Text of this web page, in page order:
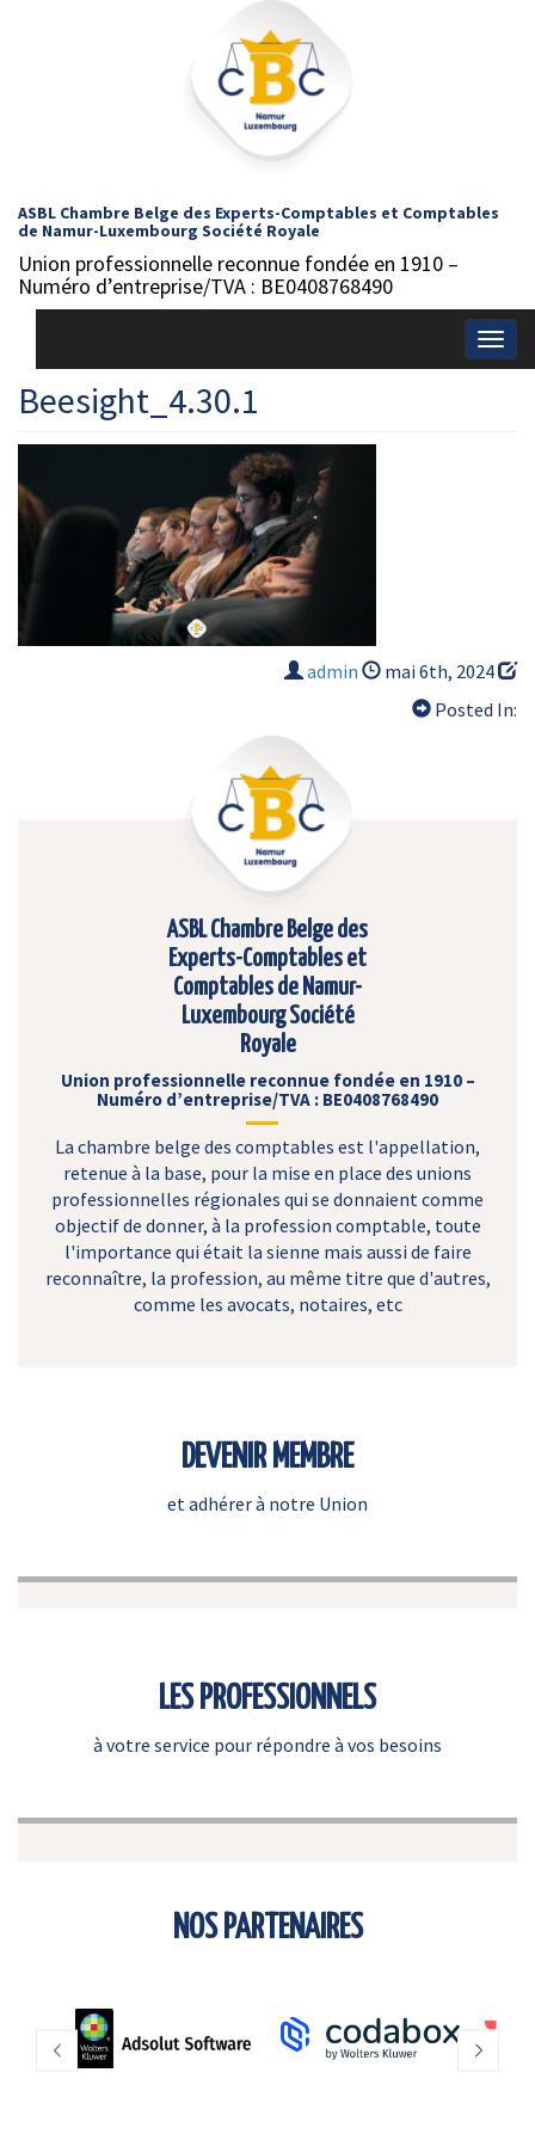
ASBL Chambre Belge des Experts-Comptables et Comptables
de Namur-Luxembourg Société Royale
Union professionnelle reconnue fondée en 1910 –
Numéro d’entreprise/TVA : BE0408768490
Beesight_4.30.1
admin
mai 6th, 2024
Posted In:
ASBL Chambre Belge des
Experts-Comptables et
Comptables de Namur-
Luxembourg Société
Royale
Union professionnelle reconnue fondée en 1910 –
Numéro d’entreprise/TVA : BE0408768490
La chambre belge des comptables est l'appellation,
retenue à la base, pour la mise en place des unions
professionnelles régionales qui se donnaient comme
objectif de donner, à la profession comptable, toute
l'importance qui était la sienne mais aussi de faire
reconnaître, la profession, au même titre que d'autres,
comme les avocats, notaires, etc
DEVENIR MEMBRE
et adhérer à notre Union
LES PROFESSIONNELS
à votre service pour répondre à vos besoins
NOS PARTENAIRES